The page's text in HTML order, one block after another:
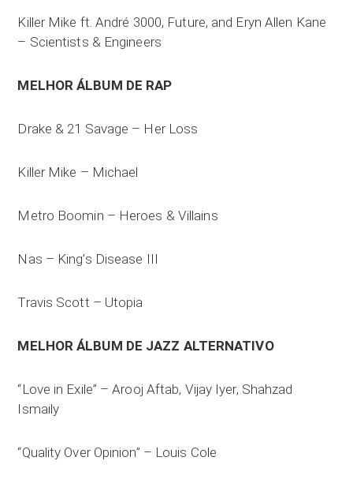
Killer Mike ft. André 3000, Future, and Eryn Allen Kane
– Scientists & Engineers
MELHOR ÁLBUM DE RAP
Drake & 21 Savage – Her Loss
Killer Mike – Michael
Metro Boomin – Heroes & Villains
Nas – King’s Disease III
Travis Scott – Utopia
MELHOR ÁLBUM DE JAZZ ALTERNATIVO
“Love in Exile” – Arooj Aftab, Vijay Iyer, Shahzad
Ismaily
“Quality Over Opinion” – Louis Cole